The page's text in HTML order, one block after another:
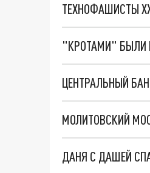
ТЕХНОФАШИСТЫ
"КРОТАМИ" БЫЛИ
МОЛИТОВСКИЙ
ДАНЯ С ДАШЕЙ